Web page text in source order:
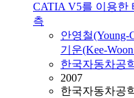
CATIA V5를 이용한
측
안영철(Young-
기운(Kee-
한국자동차공
2007
한국자동차공